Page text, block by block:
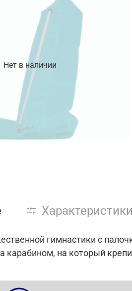
Нет в наличии
гимнастики с
на который